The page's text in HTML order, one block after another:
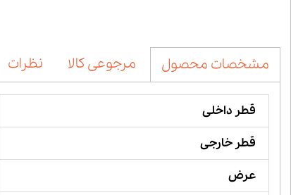
مشخصات محصول مرجوعی کالا نظرات
قطر داخلی
قطر خارجی
عرض